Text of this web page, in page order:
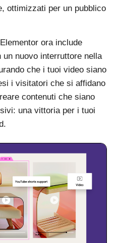
ottimizzati per un pubblico
ora include
nuovo interruttore nella
che i tuoi video siano
i visitatori che si affidano
contenuti che siano
una vittoria per i tuoi